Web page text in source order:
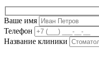
Ваше имя
Телефон
Название клиники